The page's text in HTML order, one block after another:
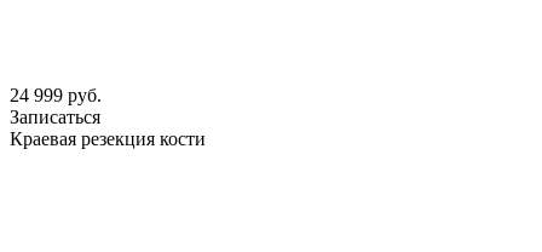
24 999 руб.
Записаться
Краевая резекция кости